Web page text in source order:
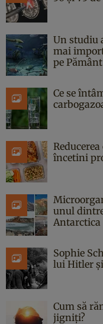
Un studiu
mai
pe Pământ
Ce se
încetini
unul
Antarctica
Sophie
lui Hitler
Cum să
jigniți?